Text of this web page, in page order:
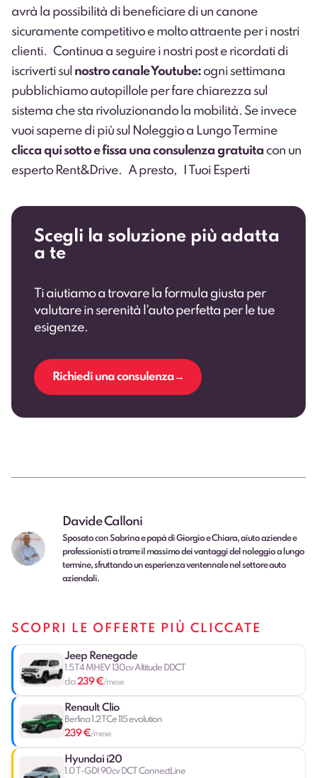
avrà la possibilità di beneficiare di un canone
sicuramente competitivo e molto attraente per i nostri
clienti. Continua a seguire i nostri post e ricordati di
iscriverti sul nostro canale Youtube: ogni settimana
pubblichiamo autopillole per fare chiarezza sul
sistema che sta rivoluzionando la mobilità. Se invece
vuoi saperne di più sul Noleggio a Lungo Termine
clicca qui sotto e fissa una consulenza gratuita con un
esperto Rent&Drive. A presto, I Tuoi Esperti
Scegli la soluzione più adatta
a te
Ti aiutiamo a trovare la formula giusta per
valutare in serenità l'auto perfetta per le tue
esigenze.
Richiedi una consulenza
Davide Calloni
Sposato con Sabrina e papà di Giorgio e Chiara, aiuto aziende e
professionisti a trarre il massimo dei vantaggi del noleggio a lungo
termine, sfruttando un esperienza ventennale nel settore auto
aziendali.
SCOPRI LE OFFERTE PIÙ CLICCATE
Jeep Renegade
1.5 T4 MHEV 130cv Altitude DDCT
da239 €/mese
Renault Clio
Berlina 1.2 TCe 115 evolution
239 €/mese
Hyundai i20
1.0 T-GDI 90cv DCT ConnectLine